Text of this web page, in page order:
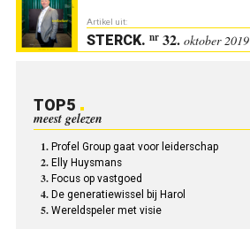
Artikel uit:
STERCK. nr32. oktober 2019
TOP5
meest gelezen
Profel Group gaat voor leiderschap
Elly Huysmans
Focus op vastgoed
De generatiewissel bij Harol
Wereldspeler met visie